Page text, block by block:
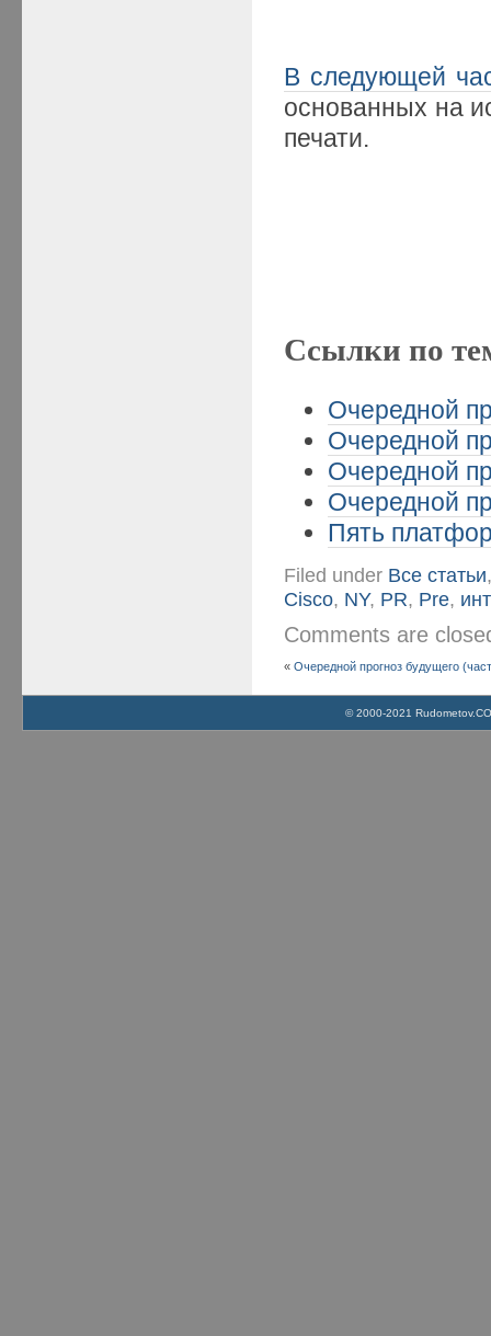
В следующей
основанных на
печати.
Ссылки по
Очередной
Очередной
Очередной
Очередной
Пять
Filed under Все статьи
Cisco, NY, PR, Pre,
Comments are
«Очередной прогноз будущего
© 2000-2021